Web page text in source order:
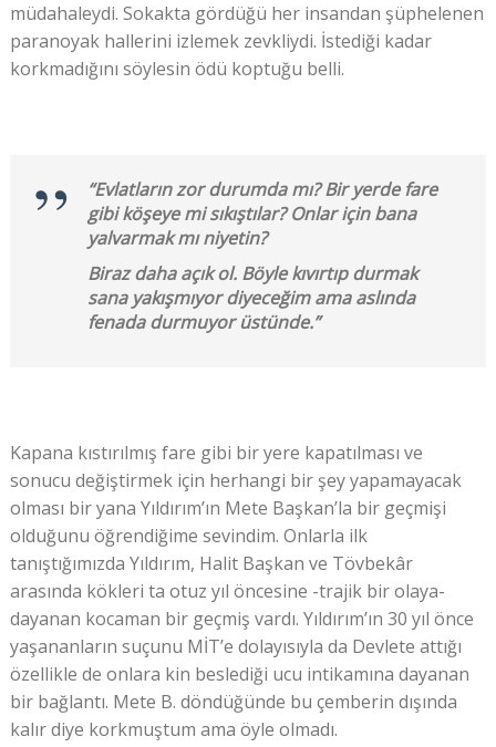
müdahaleydi. Sokakta gördüğü her insandan şüphelenen
paranoyak hallerini izlemek zevkliydi. İstediği kadar
korkmadığını söylesin ödü koptuğu belli.
“Evlatların zor durumda mı? Bir yerde fare
gibi köşeye mi sıkıştılar? Onlar için bana
yalvarmak mı niyetin?
Biraz daha açık ol. Böyle kıvırtıp durmak
sana yakışmıyor diyeceğim ama aslında
fenada durmuyor üstünde.”
Kapana kıstırılmış fare gibi bir yere kapatılması ve
sonucu değiştirmek için herhangi bir şey yapamayacak
olması bir yana Yıldırım’ın Mete Başkan’la bir geçmişi
olduğunu öğrendiğime sevindim. Onlarla ilk
tanıştığımızda Yıldırım, Halit Başkan ve Tövbekâr
arasında kökleri ta otuz yıl öncesine -trajik bir olaya-
dayanan kocaman bir geçmiş vardı. Yıldırım’ın 30 yıl önce
yaşananların suçunu MİT’e dolayısıyla da Devlete attığı
özellikle de onlara kin beslediği ucu intikamına dayanan
bir bağlantı. Mete B. döndüğünde bu çemberin dışında
kalır diye korkmuştum ama öyle olmadı.